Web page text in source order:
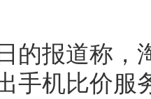
报道称，
手机比价服